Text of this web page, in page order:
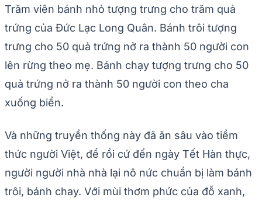
Trăm viên bánh nhỏ tượng trưng cho trăm quả
trứng của Đức Lạc Long Quân. Bánh trôi tượng
trưng cho 50 quả trứng nở ra thành 50 người con
lên rừng theo mẹ. Bánh chạy tượng trưng cho 50
quả trứng nở ra thành 50 người con theo cha
xuống biển.
Và những truyền thống này đã ăn sâu vào tiềm
thức người Việt, để rồi cứ đến ngày Tết Hàn thực,
người người nhà nhà lại nô nức chuẩn bị làm bánh
trôi, bánh chay. Với mùi thơm phức của đỗ xanh,